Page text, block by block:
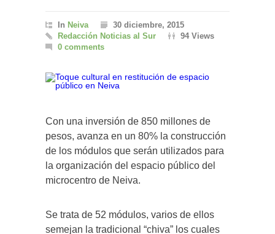
In Neiva
30 diciembre, 2015
Redacción Noticias al Sur
94 Views
0 comments
Con una inversión de 850 millones de
pesos, avanza en un 80% la construcción
de los módulos que serán utilizados para
la organización del espacio público del
microcentro de Neiva.
Se trata de 52 módulos, varios de ellos
semejan la tradicional “chiva” los cuales